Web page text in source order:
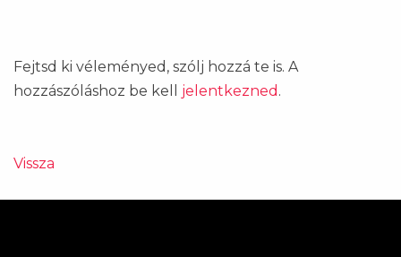
Fejtsd ki véleményed, szólj hozzá te is. A
hozzászóláshoz be kell jelentkezned .
Vissza